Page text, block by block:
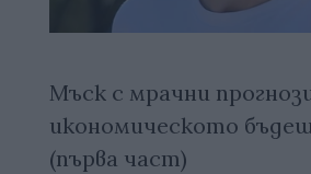
Мъск с мрачни
икономическото
(първа част)